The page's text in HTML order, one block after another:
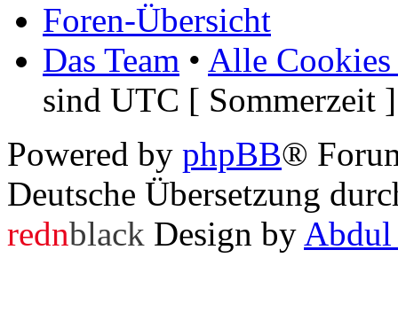
Foren-Übersicht
Das Team • Alle Cookies
sind UTC [ Sommerzeit ]
Powered by phpBB®
Deutsche Übersetzung
rednblack Design by Abdul